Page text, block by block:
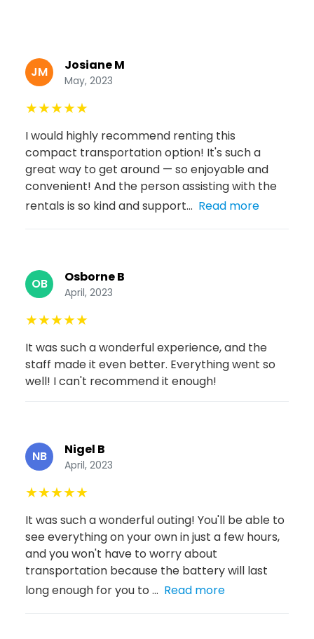
JM Josiane M
May, 2023
★★★★★
I would highly recommend renting this
compact transportation option! It's such a
great way to get around — so enjoyable and
convenient! And the person assisting with the
rentals is so kind and support... Read more
OB Osborne B
April, 2023
★★★★★
It was such a wonderful experience, and the
staff made it even better. Everything went so
well! I can't recommend it enough!
NB Nigel B
April, 2023
★★★★★
It was such a wonderful outing! You'll be able to
see everything on your own in just a few hours,
and you won't have to worry about
transportation because the battery will last
long enough for you to ... Read more